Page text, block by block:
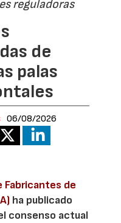
reguladoras
de
palas
06/08/2026
Fabricantes de
ha publicado
consenso actual